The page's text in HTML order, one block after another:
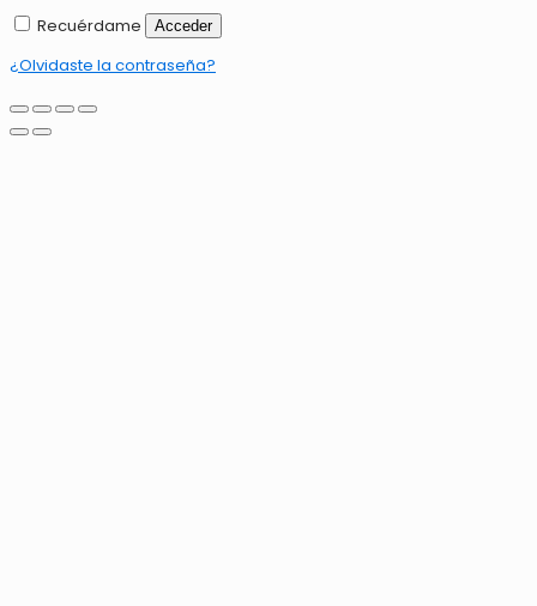
Recuérdame
Acceder
¿Olvidaste la contraseña?